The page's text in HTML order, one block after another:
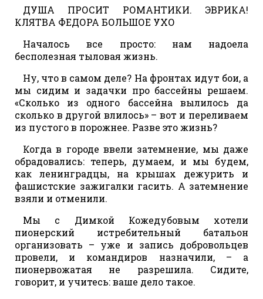
ДУША ПРОСИТ РОМАНТИКИ. ЭВРИКА!
КЛЯТВА ФЕДОРА БОЛЬШОЕ УХО
Началось все просто: нам надоела
бесполезная тыловая жизнь.
Ну, что в самом деле? На фронтах идут бои, а
мы сидим и задачки про бассейны решаем.
«Сколько из одного бассейна вылилось да
сколько в другой влилось» – вот и переливаем
из пустого в порожнее. Разве это жизнь?
Когда в городе ввели затемнение, мы даже
обрадовались: теперь, думаем, и мы будем,
как ленинградцы, на крышах дежурить и
фашистские зажигалки гасить. А затемнение
взяли и отменили.
Мы с Димкой Кожедубовым хотели
пионерский истребительный батальон
организовать – уже и запись добровольцев
провели, и командиров назначили, – а
пионервожатая не разрешила. Сидите,
говорит, и учитесь: ваше дело такое.